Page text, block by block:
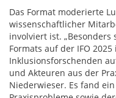
Das Format moderierte
wissenschaftlicher
involviert ist.
Formats auf der IFO
Inklusionsforschenden
und Akteuren aus der
Niederwieser. Es fand